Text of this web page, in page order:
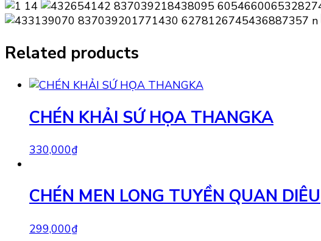
Related products
CHÉN KHẢI SỨ HỌA THANGKA
330,000₫
CHÉN MEN LONG TUYỀN QUAN DIÊU
299,000₫